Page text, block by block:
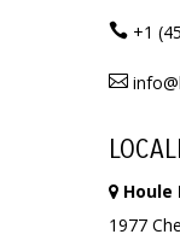
+1

Houle
1977